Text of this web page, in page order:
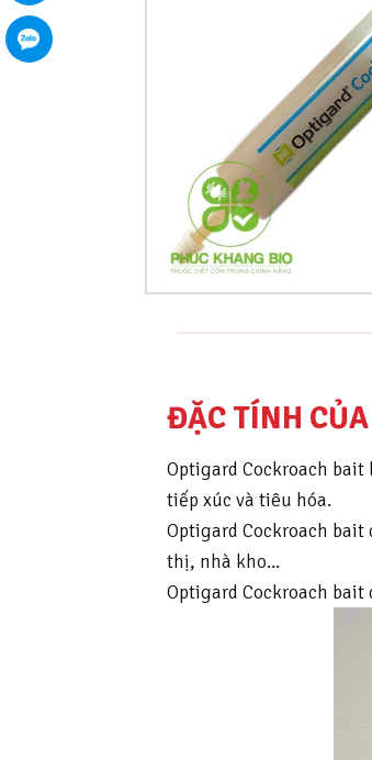
ĐẶC TÍNH
Optigard Cockroach
tiếp xúc và tiêu hóa.
Optigard Cockroach
thị, nhà kho...
Optigard Cockroach